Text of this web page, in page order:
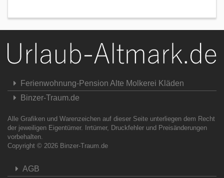
Ferienwohnung-Pension Alte Molkerei Kläden
Binzer-Traum.de
Alle Grafiken und Warenzeichen auf dieser Seite unterliegen dem Recht
der jeweiligen Eigentümer. Irrtümer, Druckfehler und Preisänderungen
vorbehalten.
Copyright © 2026 Binzer-Traum.de
AGB